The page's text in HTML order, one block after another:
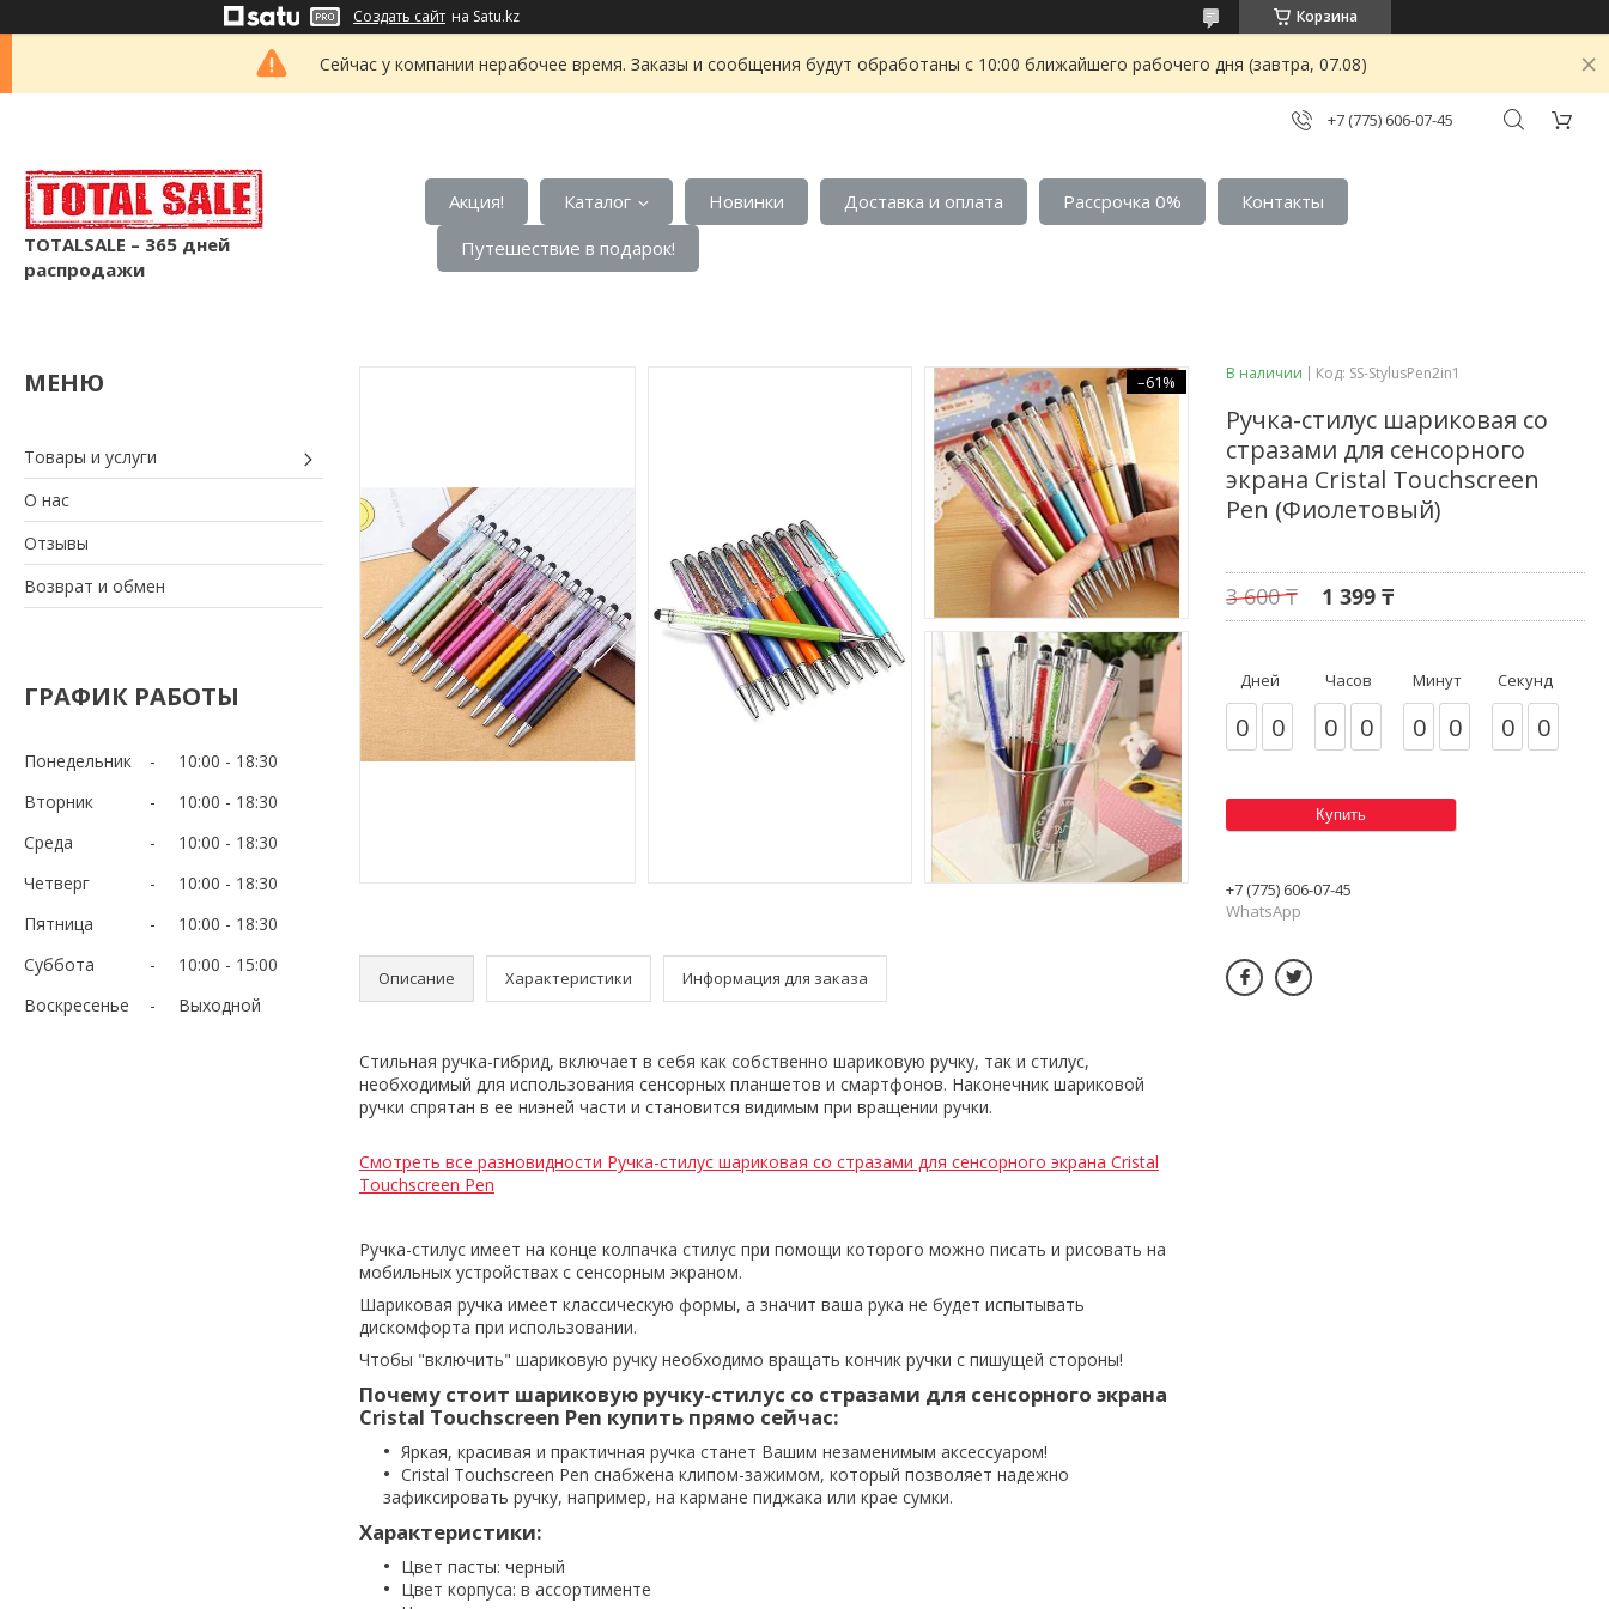
Создать сайт на Satu.kz Корзина
Сейчас у компании нерабочее время. Заказы и сообщения будут обработаны с 10:00 ближайшего рабочего дня (завтра, 07.08)
+7 (775) 606-07-45
TOTALSALE – 365 дней
распродажи
Акция! Каталог Новинки Доставка и оплата Рассрочка 0%
Контакты
Путешествие в подарок!
Товары и услуги
О нас
Отзывы
Возврат и обмен
ГРАФИК РАБОТЫ
Понедельник 10:00
18:30
Вторник
10:00
18:30
Среда
10:00
18:30
Четверг
10:00
18:30
Пятница
10:00
18:30
Суббота
10:00
15:00
Воскресенье
Выходной
–61%
Описание Характеристики Информация для заказа
Стильная ручка-гибрид, включает в себя как собственно шариковую ручку, так и стилус,
необходимый для использования сенсорных планшетов и смартфонов. Наконечник шариковой
ручки спрятан в ее ниэней части и становится видимым при вращении ручки.
Смотреть все разновидности Ручка-стилус шариковая со стразами для сенсорного экрана Cristal
Touchscreen Pen
Ручка-стилус имеет на конце колпачка стилус при помощи которого можно писать и рисовать на
мобильных устройствах с сенсорным экраном.
Шариковая ручка имеет классическую формы, а значит ваша рука не будет испытывать
дискомфорта при использовании.
Чтобы "включить" шариковую ручку необходимо вращать кончик ручки с пишущей стороны!
Почему стоит шариковую ручку-стилус со стразами для сенсорного экрана
Cristal Touchscreen Pen купить прямо сейчас:
Яркая, красивая и практичная ручка станет Вашим незаменимым аксессуаром!
Cristal Touchscreen Pen снабжена клипом-зажимом, который позволяет надежно
зафиксировать ручку, например, на кармане пиджака или крае сумки.
Характеристики:
Цвет пасты: черный
Цвет корпуса: в ассортименте
В наличии Код: SS-StylusPen2in1
Ручка-стилус шариковая со
стразами для сенсорного
экрана Cristal Touchscreen
Pen (Фиолетовый)
3 600 ₸ 1 399 ₸
Дней
0 0
Часов
0 0
Минут
0 0
Секунд
0 0
Купить
+7 (775) 606-07-45
WhatsApp